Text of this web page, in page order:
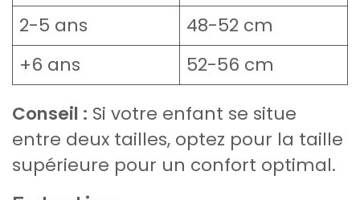
2-5 ans
48-52 cm
+6 ans
52-56 cm
Conseil : Si votre enfant se situe
entre deux tailles, optez pour la taille
supérieure pour un confort optimal.